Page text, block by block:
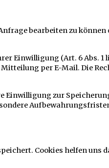
bearbeiten zu können
Einwilligung (Art. 6 Abs. 1
per E-Mail. Die
Einwilligung zur
Cookies helfen uns